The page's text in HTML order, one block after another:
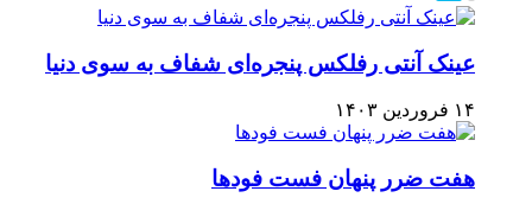
عینک آنتی رفلکس پنجره‌ای شفاف به سوی دنیا
۱۴ فروردین ۱۴۰۳
هفت ضرر پنهان فست فودها